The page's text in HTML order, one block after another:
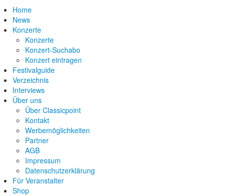
Home
News
Konzerte
Konzerte
Konzert-Suchabo
Konzert eintragen
Festivalguide
Verzeichnis
Interviews
Über uns
Über Classicpoint
Kontakt
Werbemöglichkeiten
Partner
AGB
Impressum
Datenschutzerklärung
Für Veranstalter
Shop